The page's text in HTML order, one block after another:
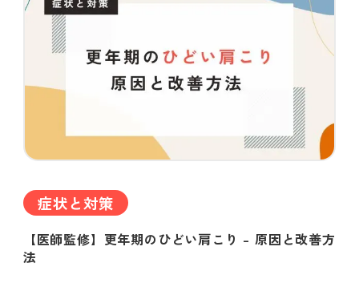
症状と対策
【医師監修】更年期のひどい肩こり – 原因と改善方
法